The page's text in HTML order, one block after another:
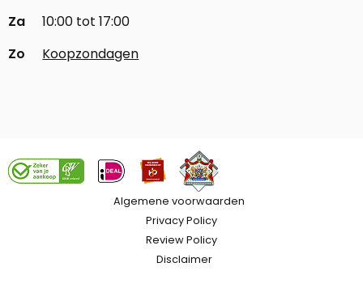
Za
10:00 tot 17:00
Zo
Koopzondagen
Algemene voorwaarden
Privacy Policy
Review Policy
Disclaimer